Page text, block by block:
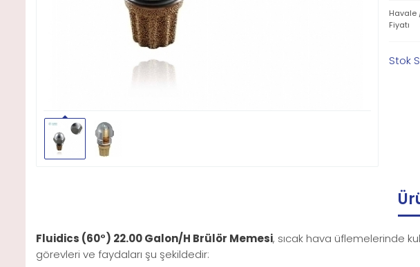
Havale
Fiyatı
Stok
Fluidics (60°) 22.00 Galon/H Brülör Memesi, sıcak hava üflemelerinde
görevleri ve faydaları şu şekildedir: